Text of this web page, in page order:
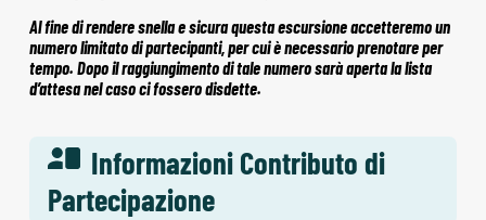
Al fine di rendere snella e sicura questa escursione accetteremo un
numero limitato di partecipanti, per cui è necessario prenotare per
tempo. Dopo il raggiungimento di tale numero sarà aperta la lista
d’attesa nel caso ci fossero disdette.
Informazioni Contributo di
Partecipazione